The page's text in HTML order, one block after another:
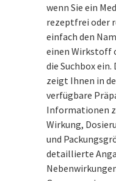
wenn Sie ein
rezeptfrei oder
einfach den
einen Wirkstoff
die Suchbox
zeigt Ihnen in
verfügbare
Informationen
Wirkung,
und
detaillierte